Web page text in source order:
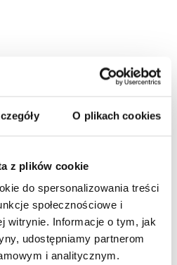
O plikach cookies
z plików cookie
do spersonalizowania treści
społecznościowe i
witrynie. Informacje o tym, jak
udostępniamy partnerom
i analitycznym.